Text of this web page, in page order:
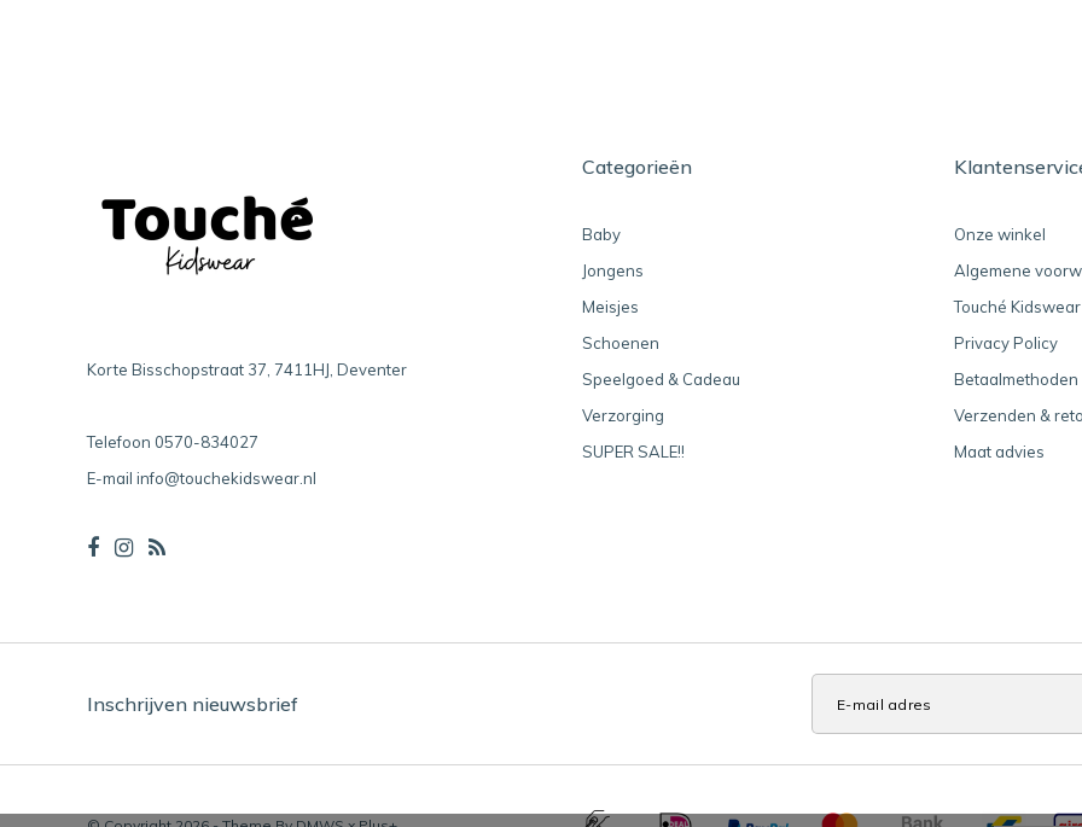
Korte Bisschopstraat 37, 7411HJ, Deventer
Telefoon 0570-834027
E-mail info@touchekidswear.nl
Categorieën
Baby
Jongens
Meisjes
Schoenen
Speelgoed & Cadeau
Verzorging
SUPER SALE!!
Onze winkel
Algemene
Touché Kidswear
Privacy Policy
Betaalmethoden
Verzenden &
Maat advies
Inschrijven nieuwsbrief